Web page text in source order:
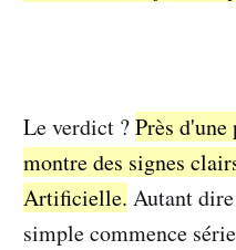
Le verdict ?Près
montre des signes
Artificielle. Autant
simple commence